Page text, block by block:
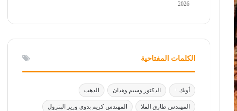
2026
الكلمات المفتاحية
أوبك + الدكتور وسيم وهدان الذهب
المهندس طارق الملا المهندس كريم بدوي وزير البترول